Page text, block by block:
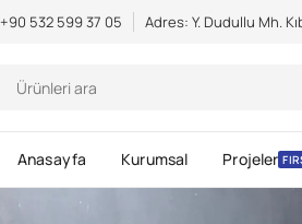
+90 532 599 37 05 Adres: Y. Dudullu Mh.
Anasayfa Kurumsal Projeler
Scientific Bodybuilding: an extensive